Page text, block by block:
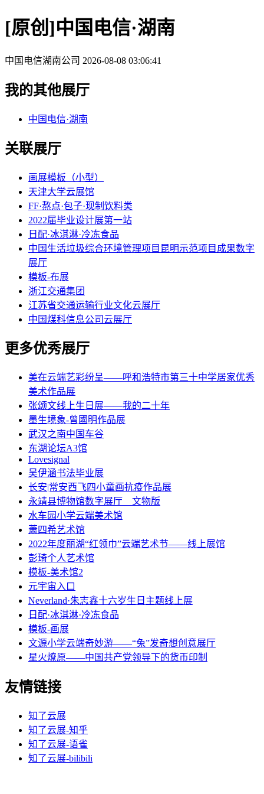
[原创]中国电信·湖南
中国电信湖南公司 2026-08-08 03:06:41
我的其他展厅
中国电信·湖南
关联展厅
画展模板（小型）
天津大学云展馆
FF·熬点·包子·现制饮料类
2022届毕业设计展第一站
日配·冰淇淋·冷冻食品
中国生活垃圾综合环境管理项目昆明示范项目成果数字
展厅
模板-布展
浙江交通集团
江苏省交通运输行业文化云展厅
中国煤科信息公司云展厅
更多优秀展厅
美在云端艺彩纷呈——呼和浩特市第三十中学居家优秀
美术作品展
张颂文线上生日展——我的二十年
墨生境象-曾國明作品展
武汉之南中国车谷
东湖论坛A3馆
Lovesignal
吴伊涵书法毕业展
长安|常安西飞四小童画抗疫作品展
永靖县博物馆数字展厅__文物版
水车园小学云端美术馆
萧四希艺术馆
2022年度丽湖“红领巾”云端艺术节——线上展馆
彭琦个人艺术馆
模板-美术馆2
元宇宙入口
Neverland·朱志鑫十六岁生日主题线上展
日配·冰淇淋·冷冻食品
模板-画展
文源小学云端奇妙游——“兔”发奇想创意展厅
星火燎原——中国共产党领导下的货币印制
友情链接
知了云展
知了云展-知乎
知了云展-语雀
知了云展-bilibili